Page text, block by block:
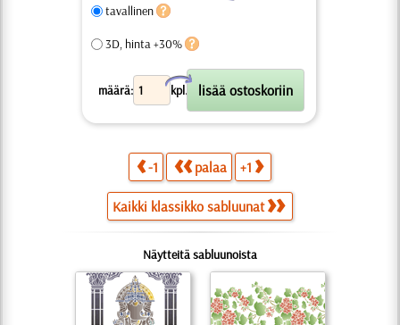
tavallinen
3D, hinta +30%
määrä: kpl.
X
-1 palaa +1
Kaikki klassikko sabluunat
Näytteitä sabluunoista